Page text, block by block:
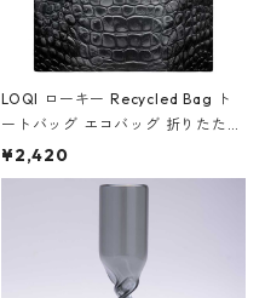
LOQI ローキー Recycled Bag ト
ートバッグ エコバッグ 折りたたみ
大きめ 撥水加工 収納ポーチ CRO
CODILE/Black クロコダイル/ブラ
¥2,420